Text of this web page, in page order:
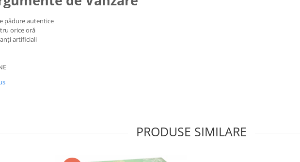
pădure autentice
orice oră
artificiali
PRODUSE SIMILARE